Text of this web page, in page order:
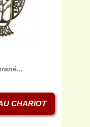
CHARIOT